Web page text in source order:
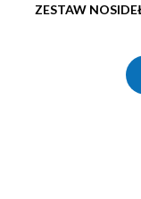
ZESTAW